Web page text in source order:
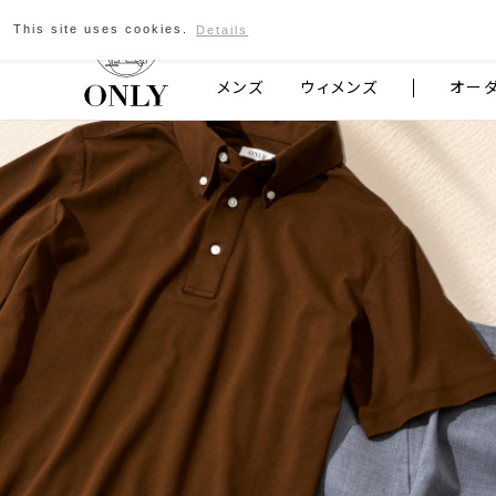
京都発のスーツブランド ONLY
メンズ ウィメンズ オー
This site uses cookies. Details